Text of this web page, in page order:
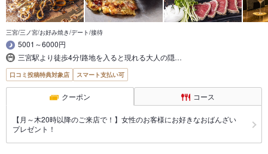
三宮/三ノ宮/お好み焼き/デート/接待
5001～6000円
三宮駅より徒歩4分!路地を入ると現れる大人の隠…
口コミ投稿特典対象店 スマート支払い可
クーポン コース
【月～木20時以降のご来店で！】女性のお客様にお好きなおばんざい
プレゼント！